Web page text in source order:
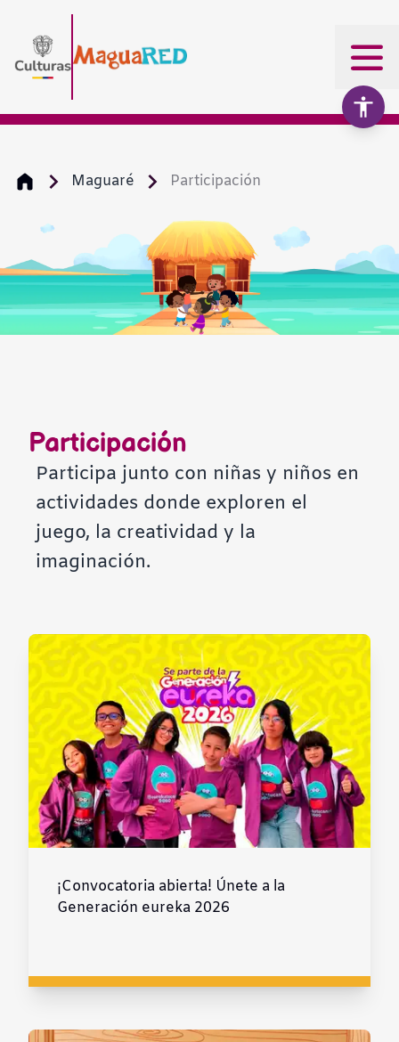
Maguaré Participación
Participación
Participa junto con niñas y niños en
actividades donde exploren el
juego, la creatividad y la
imaginación.
¡Convocatoria abierta! Únete a la
Generación eureka 2026
Disminuir texto
Escala de grises
Fondo claro
Subrayar enlaces